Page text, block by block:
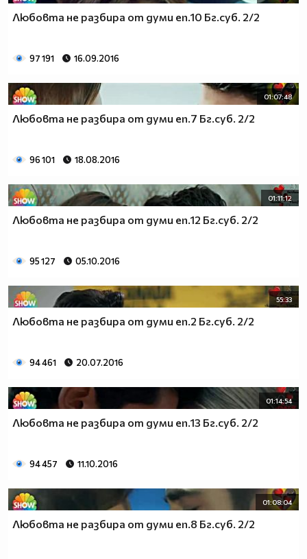
Любовта не разбира от думи еп.10 Бг.суб. 2/2
97 191 16.09.2016
01:07:48
Любовта не разбира от думи еп.7 Бг.суб. 2/2
96 101 18.08.2016
01:11:12
Любовта не разбира от думи еп.12 Бг.суб. 2/2
95 127 05.10.2016
55:33
Любовта не разбира от думи еп.2 Бг.суб. 2/2
94 461 20.07.2016
01:14:54
Любовта не разбира от думи еп.13 Бг.суб. 2/2
94 457 11.10.2016
01:08:04
Любовта не разбира от думи еп.8 Бг.суб. 2/2